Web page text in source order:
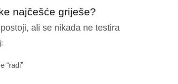
najčešće griješe?
ali se nikada ne testira
“radi”